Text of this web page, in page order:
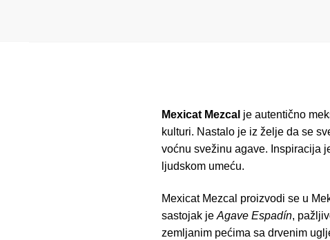
Mexicat Mezcal je autentično
kulturi. Nastalo je iz želje da se
voćnu svežinu agave. Inspiracija
ljudskom umeću.
Mexicat Mezcal proizvodi se u
sastojak je Agave Espadín,
zemljanim pećima sa drvenim